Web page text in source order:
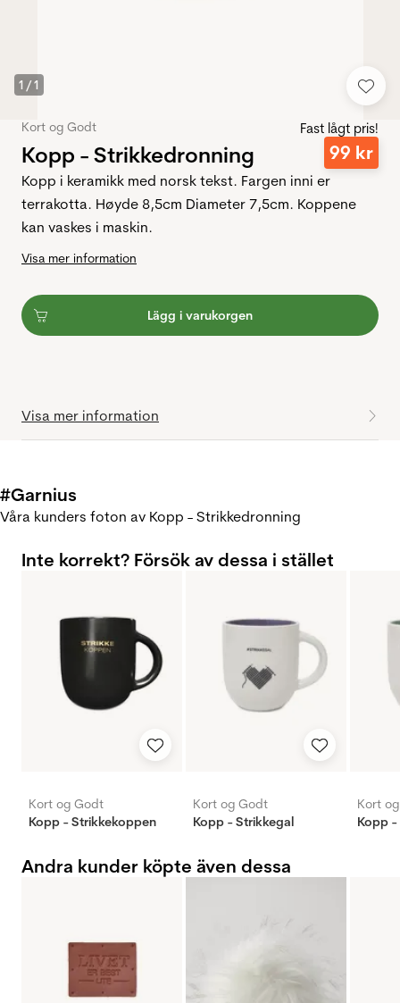
1 /1
Kort og Godt
Kopp - Strikkedronning
Fast lågt pris!
99 kr
Kopp i keramikk med norsk tekst. Fargen inni er
terrakotta. Høyde 8,5cm Diameter 7,5cm. Koppene
kan vaskes i maskin.
Visa mer information
Lägg i varukorgen
Visa mer information
#Garnius
Våra kunders foton av Kopp - Strikkedronning
Inte korrekt? Försök av dessa i stället
Kort og Godt
Kopp - Strikkekoppen
Kort og Godt
Kopp - Strikkegal
Kort
Kopp
Andra kunder köpte även dessa